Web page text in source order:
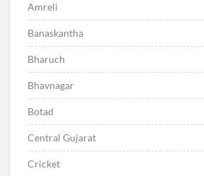
Amreli
Banaskantha
Bharuch
Bhavnagar
Botad
Central Gujarat
Cricket